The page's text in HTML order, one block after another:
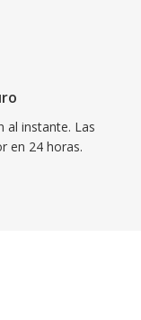
al instante. Las
en 24 horas.